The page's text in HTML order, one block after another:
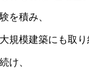
を積み、
規模建築にも取り
け、